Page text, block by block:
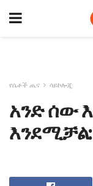
የሴቶች ጤና ሳይኮሎጂ
አንድ ሰው
እንደሚቻል: